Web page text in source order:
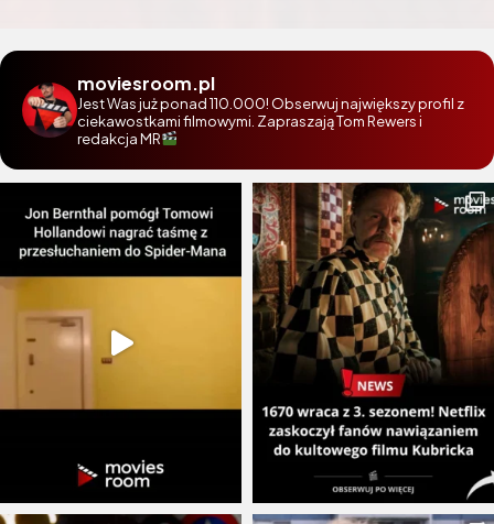
moviesroom.pl
Jest Was już ponad 110.000! Obserwuj największy profil z
ciekawostkami filmowymi. Zapraszają Tom Rewers i
redakcja MR